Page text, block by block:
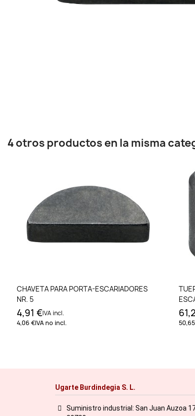
4 otros productos en la misma
Añadir al carrito
CHAVETA PARA PORTA-ESCARIADORES
NR. 5
4,91 €IVA incl.
4,06 €IVA no incl.
Ugarte Burdindegia S. L.
Suministro industrial: San Juan Auzoa